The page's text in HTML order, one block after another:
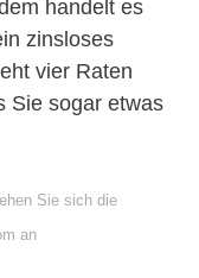
handelt es
zinsloses
vier Raten
Sie sogar etwas
Sie sich die
an